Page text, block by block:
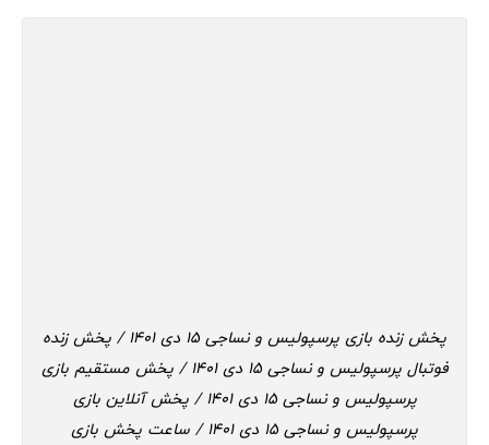
پخش زنده بازی پرسپولیس و نساجی 15 دی 1401 / پخش زنده
فوتبال پرسپولیس و نساجی 15 دی 1401 / پخش مستقیم بازی
پرسپولیس و نساجی 15 دی 1401 / پخش آنلاین بازی
پرسپولیس و نساجی 15 دی 1401 / ساعت پخش بازی